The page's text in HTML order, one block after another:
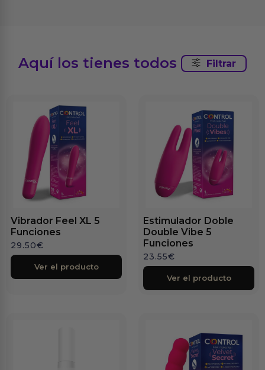
Aquí los tienes todos Filtrar
Vibrador Feel XL 5
Funciones
29.50€
Ver el producto
Estimulador Doble
Double Vibe 5
Funciones
23.55€
Ver el producto